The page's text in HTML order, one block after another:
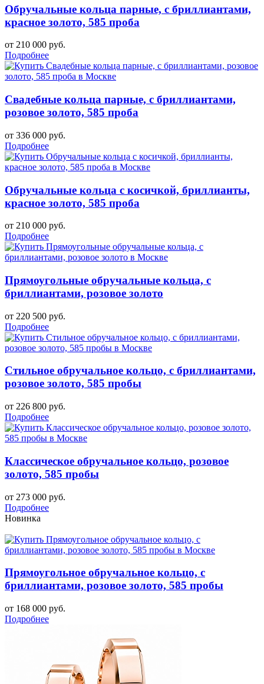
Обручальные кольца парные, с бриллиантами,
красное золото, 585 проба
от 210 000 руб.
Подробнее
Свадебные кольца парные, с бриллиантами,
розовое золото, 585 проба
от 336 000 руб.
Подробнее
Обручальные кольца с косичкой, бриллианты,
красное золото, 585 проба
от 210 000 руб.
Подробнее
Прямоугольные обручальные кольца, с
бриллиантами, розовое золото
от 220 500 руб.
Подробнее
Стильное обручальное кольцо, с бриллиантами,
розовое золото, 585 пробы
от 226 800 руб.
Подробнее
Классическое обручальное кольцо, розовое
золото, 585 пробы
от 273 000 руб.
Подробнее
Новинка
Прямоугольное обручальное кольцо, с
бриллиантами, розовое золото, 585 пробы
от 168 000 руб.
Подробнее